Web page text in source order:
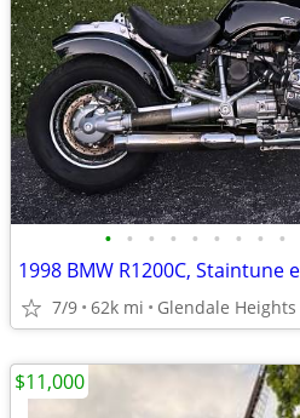
• • • • • • • • •
7/9 62k mi Glendale Heights
$11,000